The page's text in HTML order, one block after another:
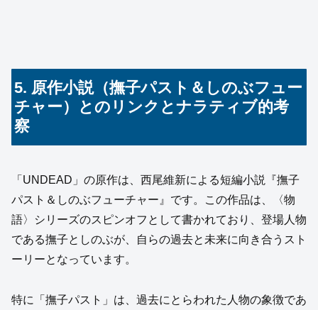
5. 原作小説（撫子パスト＆しのぶフュー
チャー）とのリンクとナラティブ的考
察
「UNDEAD」の原作は、西尾維新による短編小説『撫子
パスト＆しのぶフューチャー』です。この作品は、〈物
語〉シリーズのスピンオフとして書かれており、登場人物
である撫子としのぶが、自らの過去と未来に向き合うスト
ーリーとなっています。
特に「撫子パスト」は、過去にとらわれた人物の象徴であ